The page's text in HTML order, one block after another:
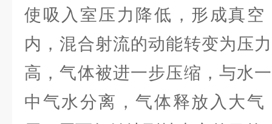
使吸入室压力降低，形成真空
内，混合射流的动能转变为压
高，气体被进一步压缩，与水
中气水分离，气体释放入大